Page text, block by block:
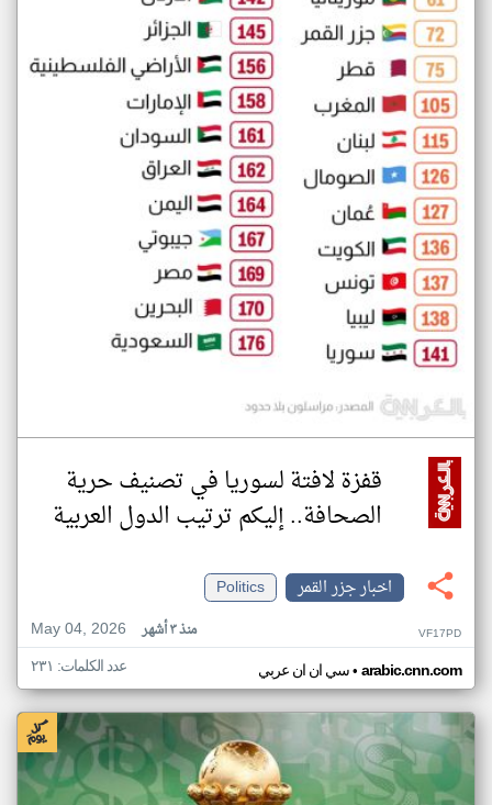
قفزة لافتة لسوريا في تصنيف حرية
الصحافة.. إليكم ترتيب الدول العربية
اخبار جزر القمر
Politics
May 04, 2026
منذ ٣ أشهر VF17PD
سي ان ان عربي• arabic.cnn.com عدد الكلمات: ٢٣١